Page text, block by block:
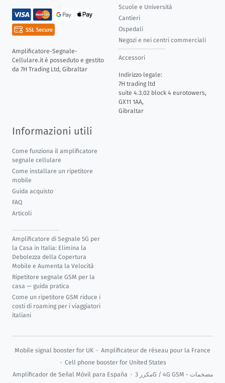
Amplificatore-Segnale-
Cellulare.it è posseduto e gestito
da 7H Trading Ltd, Gibraltar
Scuole e Università
Cantieri
Ospedali
Negozi e nei centri commerciali
Accessori
Indirizzo legale:
7H trading ltd
suite 4.3.02 block 4 eurotowers,
GX11 1AA,
Gibraltar
Informazioni utili
Come funziona il amplificatore
segnale cellulare
Come installare un ripetitore
mobile
Guida acquisto
FAQ
Articoli
Amplificatore di Segnale 5G per
la Casa in Italia: Elimina la
Debolezza della Copertura
Mobile e Aumenta la Velocità
Ripetitore segnale GSM per la
casa — guida pratica
Come un ripetitore GSM riduce i
costi di roaming per i viaggiatori
italiani
Mobile signal booster for UK · Amplificateur de réseau pour la France
· Cell phone booster for United States
Amplificador de Señal Móvil para España · مكرر 3G / 4G GSM - مضخمات